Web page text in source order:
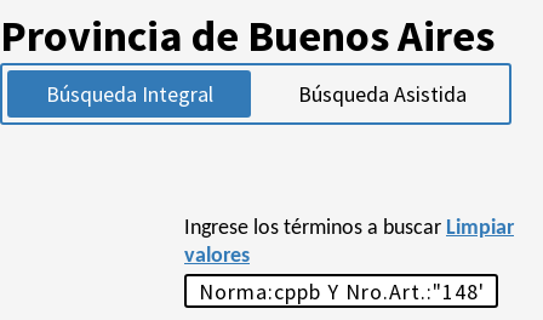
Provincia de Buenos Aires
Búsqueda Integral Búsqueda Asistida
Ingrese los términos a buscar Limpiar
valores